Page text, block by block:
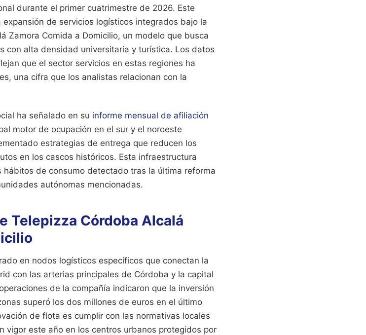
durante el primer cuatrimestre de 2026. Este
de servicios logísticos integrados bajo la
Zamora Comida a Domicilio, un modelo que busca
con alta densidad universitaria y turística. Los datos
que el sector servicios en estas regiones ha
una cifra que los analistas relacionan con la
ha señalado en su informe mensual de afiliación
motor de ocupación en el sur y el noroeste
estrategias de entrega que reducen los
en los cascos históricos. Esta infraestructura
de consumo detectado tras la última reforma
autónomas mencionadas.
Telepizza Córdoba Alcalá
en nodos logísticos específicos que conectan la
con las arterias principales de Córdoba y la capital
de la compañía indicaron que la inversión
superó los dos millones de euros en el último
de flota es cumplir con las normativas locales
vigor este año en los centros urbanos protegidos por